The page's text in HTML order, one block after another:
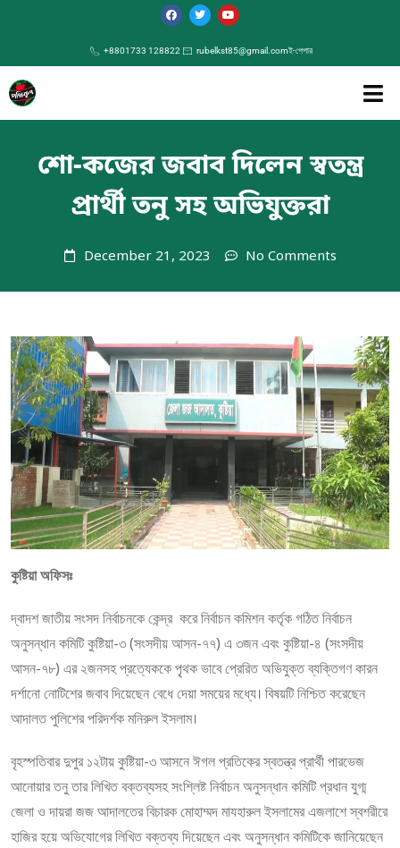
+8801733 128822 rubelkst85@gmail.comই-পেপার
শো-কজের জবাব দিলেন স্বতন্ত্র
প্রার্থী তনু সহ অভিযুক্তরা
December 21, 2023 No Comments
কুষ্টিয়া অফিসঃ
দ্বাদশ জাতীয় সংসদ নির্বাচনকে কেন্দ্র করে নির্বাচন কমিশন কর্তৃক গঠিত নির্বাচন
অনুসন্ধান কমিটি কুষ্টিয়া-৩ (সংসদীয় আসন-৭৭) এ ৩জন এবং কুষ্টিয়া-৪ (সংসদীয়
আসন-৭৮) এর ২জনসহ প্রত্যেককে পৃৃথক ভাবে প্রেরিত অভিযুক্ত ব্যক্তিগণ কারন
দর্শানো নোটিশের জবাব দিয়েছেন বেধে দেয়া সময়ের মধ্যে। বিষয়টি নিশ্চিত করেছেন
আদালত পুলিশের পরিদর্শক মনিরুল ইসলাম।
বৃহস্পতিবার দুপুর ১২টায় কুষ্টিয়া-৩ আসনে ঈগল প্রতিকের স্বতন্ত্র প্রার্থী পারভেজ
আনোয়ার তনু তার লিখিত বক্তব্যসহ সংশ্লিষ্ট নির্বাচন অনুসন্ধান কমিটি প্রধান যুগ্ম
জেলা ও দায়রা জজ আদালতের বিচারক মোহাম্মদ মাযহারুল ইসলামের এজলাশে স্বশরীরে
হাজির হয়ে অভিযোগের লিখিত বক্তব্য দিয়েছেন এবং অনুসন্ধান কমিটিকে জানিয়েছেন